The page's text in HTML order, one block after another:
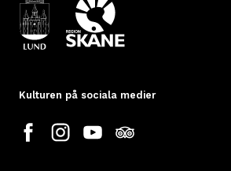
Kulturen på sociala medier